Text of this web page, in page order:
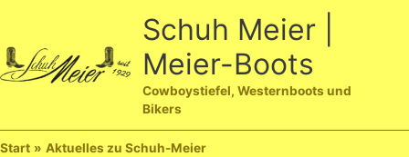
springen
Schuh Meier |
Meier-Boots
Cowboystiefel, Westernboots und
Bikers
Start Aktuelles zu Schuh-Meier